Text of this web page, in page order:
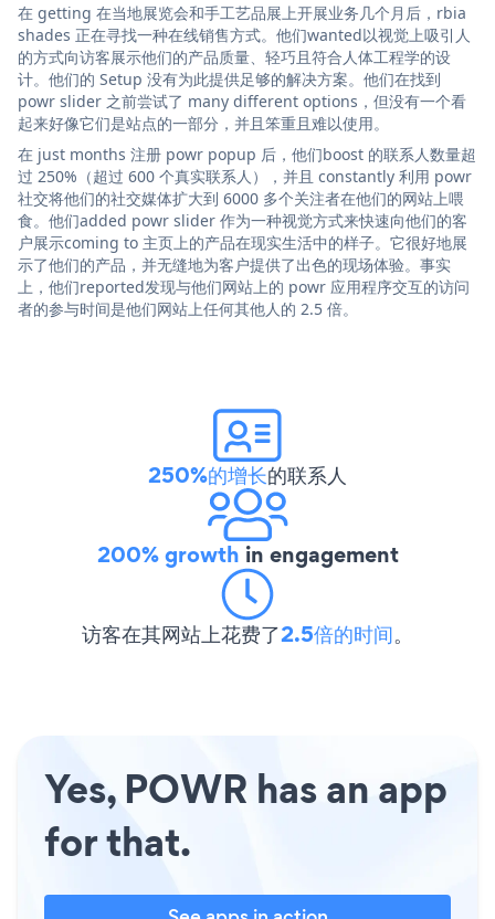
在 getting 在当地展览会和手工艺品展上开展业务几个月后，rbia
shades 正在寻找一种在线销售方式。他们wanted以视觉上吸引人
的方式向访客展示他们的产品质量、轻巧且符合人体工程学的设
计。他们的 Setup 没有为此提供足够的解决方案。他们在找到
powr slider 之前尝试了 many different options，但没有一个看
起来好像它们是站点的一部分，并且笨重且难以使用。
在 just months 注册 powr popup 后，他们boost 的联系人数量超
过 250%（超过 600 个真实联系人），并且 constantly 利用 powr
社交将他们的社交媒体扩大到 6000 多个关注者在他们的网站上喂
食。他们added powr slider 作为一种视觉方式来快速向他们的客
户展示coming to 主页上的产品在现实生活中的样子。它很好地展
示了他们的产品，并无缝地为客户提供了出色的现场体验。事实
上，他们reported发现与他们网站上的 powr 应用程序交互的访问
者的参与时间是他们网站上任何其他人的 2.5 倍。
250%的增长的联系人
200% growth in engagement
访客在其网站上花费了2.5倍的时间。
Yes, POWR has an app
for that.